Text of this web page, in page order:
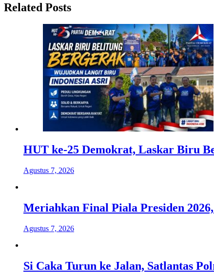
Related Posts
HUT ke-25 Demokrat, Laskar Biru
Agustus 7, 2026
Meriahkan Final Piala Presiden
Agustus 7, 2026
Si Caka Turun ke Jalan, Satlantas